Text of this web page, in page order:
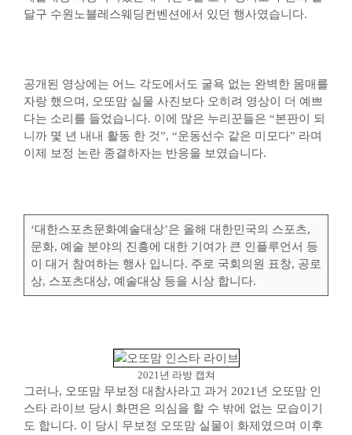
달구 수원노블레스웨딩컨벤션에서 있던 행사였습니다.
공개된 영상에는 어느 각도에서도 굴욕 없는 완벽한 몸매를
자랑 했으며, 오또맘 실물 사진보다 오히려 영상이 더 예쁘
다는 소리를 들었습니다. 이에 많은 누리꾼들은 “본판이 되
니까 몇 년 내내 활동 한 것”, “운동선수 같은 미모다” 라며
이제 보정 논란 종결하자는 반응을 보였습니다.
‘대한스포츠문화예술대상’은 올해 대한민국의 스포츠,
문화, 예술 분야의 진흥에 대한 기여가 큰 인플루언서 등
이 대거 참여하는 행사 입니다. 주로 국회의원 표창, 공로
상, 스포츠대상, 예술대상 등을 시상 합니다.
2021년 라방 캡쳐
그러나, 오또맘 무보정 대참사라고 과거 2021년 오또맘 인
스타 라이브 당시 화면은 의심을 할 수 밖에 없는 모습이기
도 합니다. 이 당시 무보정 오또맘 실물이 화제였으며 이후